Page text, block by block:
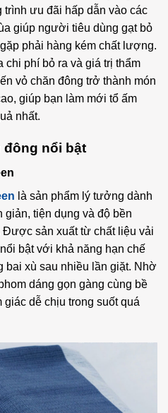
ưu đãi hấp dẫn vào các
giúp người tiêu dùng gạt bỏ
phải hàng kém chất lượng.
phí bỏ ra và giá trị thẩm
vỏ chăn đông trở thành món
giúp bạn làm mới tổ ấm
nhất.
đông nổi bật
là sản phẩm lý tưởng dành
tiện dụng và độ bền
sản xuất từ chất liệu vải
bật với khả năng hạn chế
bai xù sau nhiều lần giặt. Nhờ
dáng gọn gàng cùng bề
giác dễ chịu trong suốt quá